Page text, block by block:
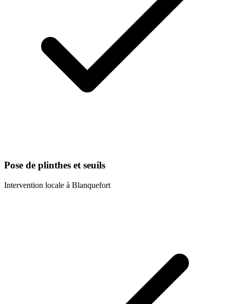
Pose de plinthes et seuils
Intervention locale à Blanquefort